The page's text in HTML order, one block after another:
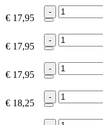
€ 17,95
-
€ 17,95
-
€ 17,95
-
€ 18,25
-